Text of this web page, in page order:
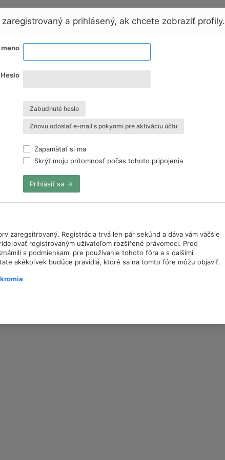
a prihlásený, ak chcete zobraziť profily.
Heslo
Zabudnuté heslo
Znovu odoslať e-mail s pokynmi pre aktiváciu účtu
Zapamätať si ma
Skrýť moju prítomnosť počas tohoto pripojenia
Prihlásiť sa
zaregsitrovaný. Registrácia trvá len pár sekúnd a dáva vám väčšie
registrovaným užívateľom rozšířené právomoci. Pred
s podmienkami pre používanie tohoto fóra a s dalšími
akékoľvek budúce pravidlá, ktoré sa na tomto fóre môžu objaviť.